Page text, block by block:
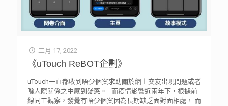
二月 17, 2022
《uTouch ReBOT企劃》
uTouch一直都收到唔少個案求助關於網上交友出現問題或者
喺人際關係之中感到疑惑。 而疫情影響近兩年下，根據前
線同工觀察，發覺有唔少個案因為長期缺乏面對面相處， 而